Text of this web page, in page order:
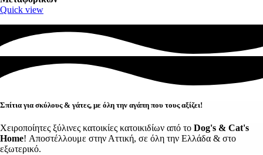
Quick view
Σπίτια για σκύλους & γάτες, με όλη την αγάπη που τους αξίζει!
Χειροποίητες ξύλινες κατοικίες κατοικιδίων από το Dog's & Cat's
Home! Αποστέλλουμε στην Αττική, σε όλη την Ελλάδα & στο
εξωτερικό.